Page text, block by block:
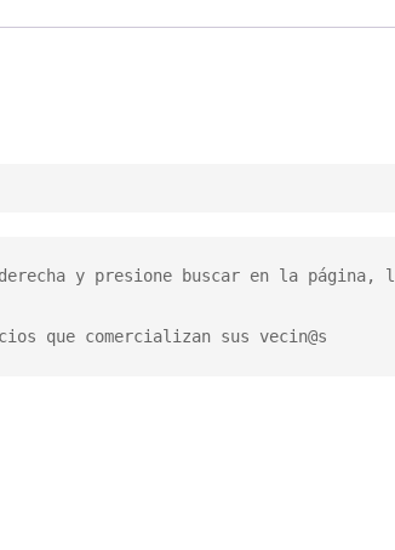
y presione buscar en la página,
que comercializan sus vecin@s